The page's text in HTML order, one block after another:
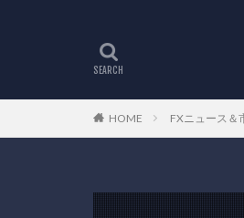
HOME FXニュース＆